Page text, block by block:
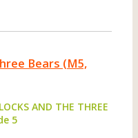
Bears (M5,
AND THE THREE
5